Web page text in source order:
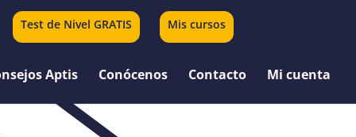
Test de Nivel GRATIS Mis cursos
Aptis Conócenos Contacto Mi cuenta